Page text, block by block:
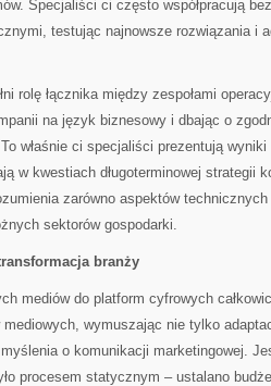
Specjaliści ci często współpracują
testując najnowsze rozwiązania i
rolę łącznika między zespołami
na język biznesowy i dbając o
właśnie ci specjaliści prezentują
w kwestiach długoterminowej strategii
zarówno aspektów
sektorów gospodarki.
branży
mediów do platform cyfrowych
mediowych, wymuszając nie tylko
o komunikacji marketingowej.
procesem statycznym – ustalano